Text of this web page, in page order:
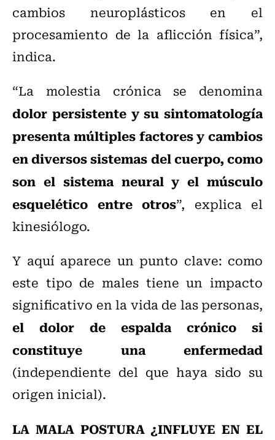
cambios neuroplásticos en el
procesamiento de la aflicción física”,
indica.
“La molestia crónica se denomina
dolor persistente y su sintomatología
presenta múltiples factores y cambios
en diversos sistemas del cuerpo, como
son el sistema neural y el músculo
esquelético entre otros”, explica el
kinesiólogo.
Y aquí aparece un punto clave: como
este tipo de males tiene un impacto
significativo en la vida de las personas,
el dolor de espalda crónico si
constituye una enfermedad
(independiente del que haya sido su
origen inicial).
LA MALA POSTURA ¿INFLUYE EN EL